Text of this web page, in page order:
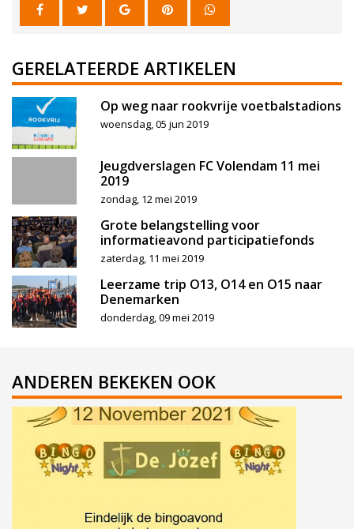
GERELATEERDE ARTIKELEN
Op weg naar rookvrije voetbalstadions
woensdag, 05 jun 2019
Jeugdverslagen FC Volendam 11 mei
2019
zondag, 12 mei 2019
Grote belangstelling voor
informatieavond participatiefonds
zaterdag, 11 mei 2019
Leerzame trip O13, O14 en O15 naar
Denemarken
donderdag, 09 mei 2019
ANDEREN BEKEKEN OOK